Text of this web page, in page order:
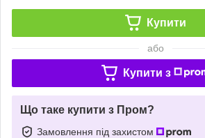
Купити
або
Купити з
Що таке купити з Пром?
Замовлення під захистом